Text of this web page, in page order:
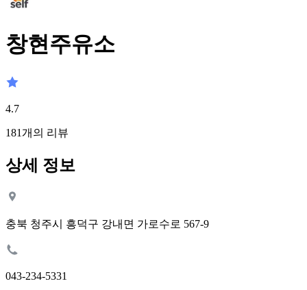
창현주유소
4.7
181개의 리뷰
상세 정보
충북 청주시 흥덕구 강내면 가로수로 567-9
043-234-5331